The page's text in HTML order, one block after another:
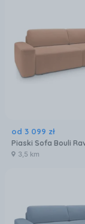
od 3 099 zł
3,5 km